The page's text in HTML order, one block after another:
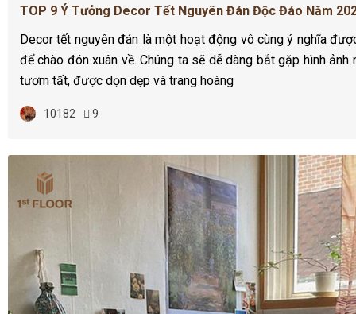
TOP 9 Ý Tưởng Decor Tết Nguyên Đán Độc Đáo Năm
Decor tết nguyên đán là một hoạt động vô cùng ý nghĩa
để chào đón xuân về. Chúng ta sẽ dễ dàng bắt gặp hình ảnh
tươm tất, được dọn dẹp và trang hoàng
10182 9